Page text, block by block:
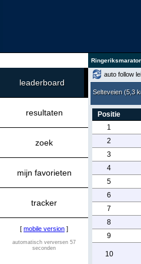
leaderboard
resultaten
zoek
mijn favorieten
tracker
[ mobile version ]
automatisch verversen 57
seconden
auto follow
Selteveien (5,3
Positie
1
2
3
4
5
6
7
8
9
10